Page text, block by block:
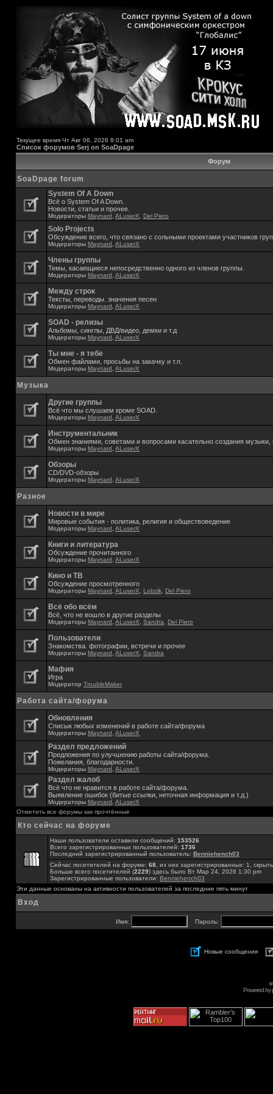
Текущее время Чт Авг 06, 2026 8:01 am
Список форумов Serj on SoaDpage
Форум
SoaDpage forum
System Of A Down
Всё о System Of A Down.
Новости, статьи и прочее.
Модераторы Maynard ALuserX Del Piero
Solo Projects
Обсуждение всего, что связано с сольными проектами участников
Модераторы Maynard ALuserX
Члены группы
Темы, касающиеся непосредственно одного из членов группы.
Модераторы Maynard ALuserX
Между строк
Тексты, переводы. значения песен
Модераторы Maynard ALuserX
SOAD - релизы
Альбомы, синглы, ДВД/видео, демки и т.д
Модераторы Maynard ALuserX
Ты мне - я тебе
Обмен файлами, просьбы на закачку и т.п.
Модераторы Maynard ALuserX
Музыка
Другие группы
Всё что мы слушаем кроме SOAD.
Модераторы Maynard ALuserX
Инструментальник
Обмен знаниями, советами и вопросами касательно создания музыки,
Модераторы Maynard ALuserX
Обзоры
CD/DVD-обзоры
Модераторы Maynard ALuserX
Разное
Новости в мире
Мировые события - политика, религия и обществоведение
Модераторы Maynard ALuserX
Книги и литература
Обсуждение прочитанного
Модераторы Maynard ALuserX
Кино и ТВ
Обсуждение просмотренного
Модераторы Maynard ALuserX Lobzik Del Piero
Всё обо всём
Всё, что не вошло в другие разделы
Модераторы Maynard ALuserX Sandra Del Piero
Пользователи
Знакомства. фотографии, встречи и прочее
Модераторы Maynard ALuserX Sandra
Мафия
Игра
Модератор TroubleMaker
Работа сайта/форума
Обновления
Списык любых изменений в работе сайта/форума
Модераторы Maynard ALuserX
Раздел предложений
Предложения по улучшению работы сайта/форума.
Пожелания, благодарности.
Модераторы Maynard ALuserX
Раздел жалоб
Всё что не нравится в работе сайта/форума.
Выявление ошибок (битые ссылки, неточная информация и т.д.)
Модераторы Maynard ALuserX
Отметить все форумы как прочтённые
Кто сейчас на форуме
Наши пользователи оставили сообщений: 153526
Всего зарегистрированных пользователей: 1736
Последний зарегистрированный пользователь: Benniehench03
Сейчас посетителей на форуме: 68 , из них зарегистрированных: 1,
Больше всего посетителей (2229) здесь было Вт Мар 24, 2026 1:30 pm
Зарегистрированные пользователи: Benniehench03
Эти данные основаны на активности пользователей за последние пять минут
Вход
Имя: Пароль:
Новые сообщения
Powered by